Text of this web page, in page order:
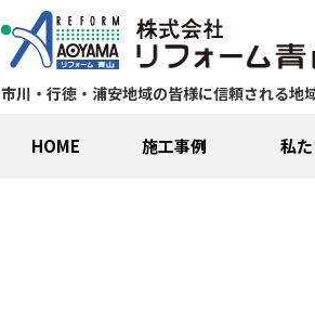
市川・行徳・浦安地域の皆様に信頼される地
HOME 施工事例 私